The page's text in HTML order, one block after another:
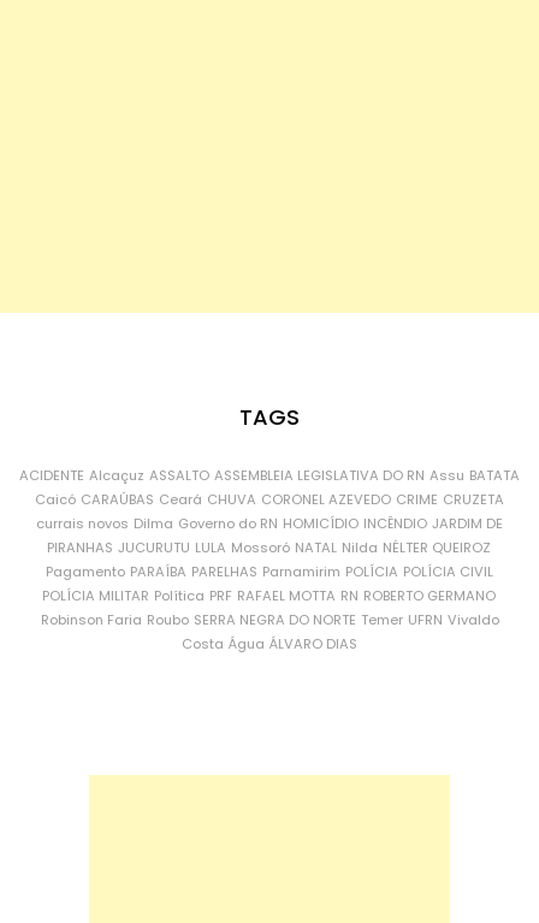
TAGS
ACIDENTE Alcaçuz ASSALTO ASSEMBLEIA LEGISLATIVA DO RN Assu BATATA
Caicó CARAÚBAS Ceará CHUVA CORONEL AZEVEDO CRIME CRUZETA
currais novos Dilma Governo do RN HOMICÍDIO INCÊNDIO JARDIM DE
PIRANHAS JUCURUTU LULA Mossoró NATAL Nilda NÉLTER QUEIROZ
Pagamento PARAÍBA PARELHAS Parnamirim POLÍCIA POLÍCIA CIVIL
POLÍCIA MILITAR Política PRF RAFAEL MOTTA RN ROBERTO GERMANO
Robinson Faria Roubo SERRA NEGRA DO NORTE Temer UFRN Vivaldo
Costa Água ÁLVARO DIAS